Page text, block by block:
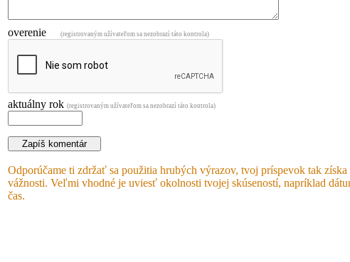
overenie (registrovaným užívateľom sa nezobrazí táto kontrola)
aktuálny rok (registrovaným užívateľom sa nezobrazí táto kontrola)
Odporúčame ti zdržať sa použitia hrubých výrazov, tvoj príspevok tak získa
vážnosti. Veľmi vhodné je uviesť okolnosti tvojej skúseností, napríklad
čas.